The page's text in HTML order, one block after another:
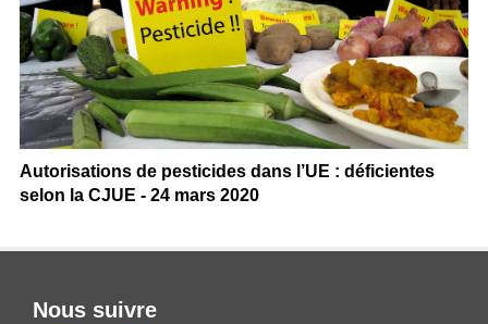
Autorisations de pesticides dans l’UE : déficientes
selon la CJUE - 24 mars 2020
Nous suivre